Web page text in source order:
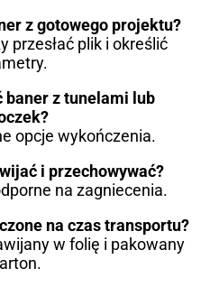
z gotowego projektu?
przesłać plik i określić
baner z tunelami lub
opcje wykończenia.
i przechowywać?
na zagniecenia.
na czas transportu?
w folię i pakowany